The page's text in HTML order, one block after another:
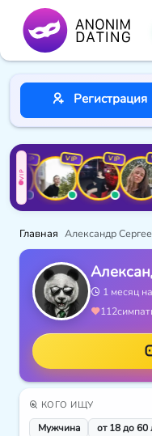
Регистрация
VIP
VIP VIP VIP
Главная Александр
1 месяц
112
КОГО ИЩУ
Мужчина
от 18 до 60